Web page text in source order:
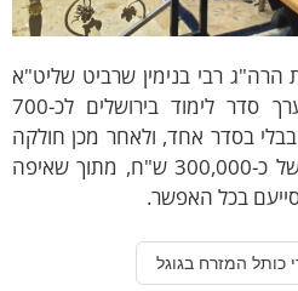
רבי בנימין שרביט שליט"א
ראש כולל שמחת יעקב, נערך סדר לימוד בירושלים לכ-700
בסדר אחד, ולאחר מכן חולקה
לאברכים מלגה העולה לסך של כ-300,000 ש"ח, מתוך שאיפה
בכל האפשר.
המזרח בגוגל